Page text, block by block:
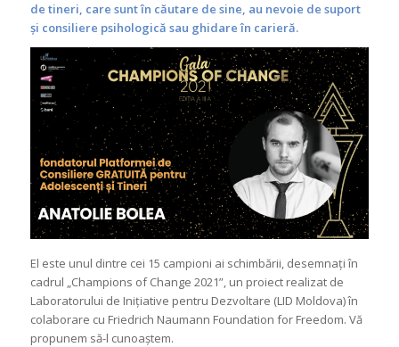
de tineri, care sunt în căutare de sine, au nevoie de suport
și consiliere psihologică sau ghidare în carieră.
El este unul dintre cei 15 campioni ai schimbării, desemnați în
cadrul „Champions of Change 2021”, un proiect realizat de
Laboratorului de Inițiative pentru Dezvoltare (LID Moldova) în
colaborare cu Friedrich Naumann Foundation for Freedom. Vă
propunem să-l cunoaștem.